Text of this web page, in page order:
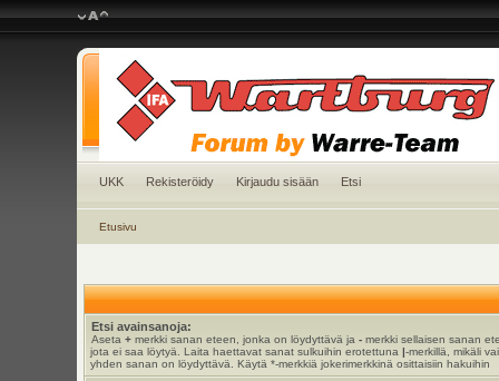
UKK Rekisteröidy Kirjaudu sisään Etsi
Etusivu
Etsi avainsanoja:
Aseta +merkki sanan eteen, jonka on löydyttävä ja -merkki sellaisen sanan
jota ei saa löytyä. Laita haettavat sanat sulkuihin erotettuna |-merkillä, mikäli
yhden sanan on löydyttävä. Käytä *-merkkiä jokerimerkkinä osittaisiin hakuihin